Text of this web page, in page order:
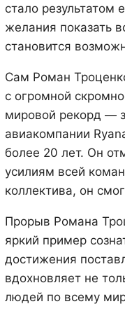
стало результатом
желания показать
становится
Сам Роман
с огромной
мировой рекорд —
авиакомпании
более 20 лет. Он
усилиям всей
коллектива, он
Прорыв Романа
яркий пример
достижения
вдохновляет не
людей по всему